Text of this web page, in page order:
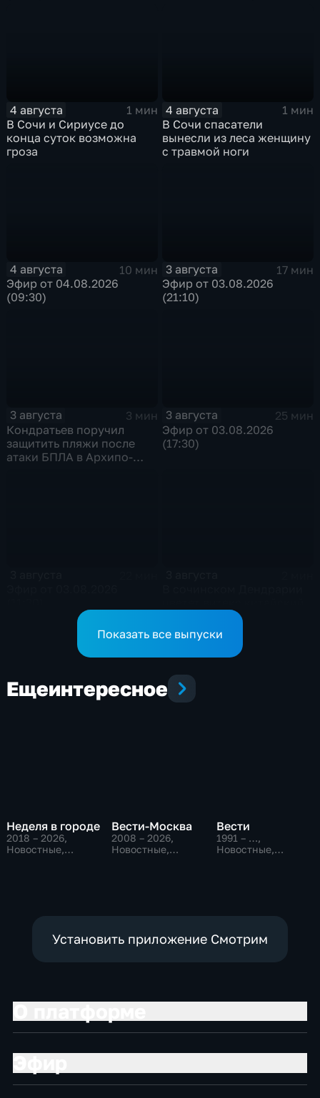
4 августа
1 мин
В Сочи и Сириусе до
конца суток возможна
гроза
4 августа
1 мин
В Сочи спасатели
вынесли из леса женщину
с травмой ноги
4 августа
10 мин
Эфир от 04.08.2026
(09:30)
3 августа
17 мин
Эфир от 03.08.2026
(21:10)
3 августа
3 мин
Кондратьев поручил
защитить пляжи после
атаки БПЛА в Архипо-
3 августа
25 мин
Эфир от 03.08.2026
(17:30)
Показать все выпуски
Ещеинтересное
Неделя в городе
2018 – 2026,
Новостные,
Вести-Москва
2008 – 2026,
Новостные,
Вести
1991 – …,
Новостные,
Установить приложение Смотрим